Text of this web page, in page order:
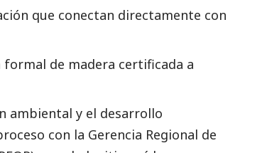
que conectan directamente con
de madera certificada a
ambiental y el desarrollo
con la Gerencia Regional de